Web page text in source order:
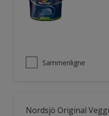
Sammenligne
Nordsjö Original